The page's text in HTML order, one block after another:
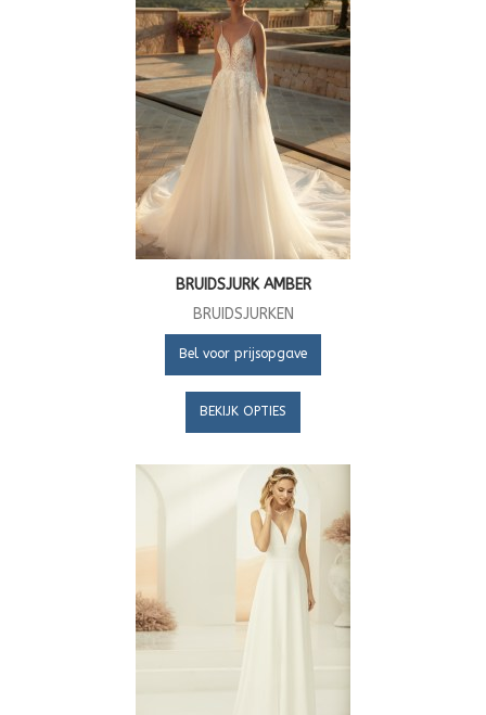
BRUIDSJURK AMBER
BRUIDSJURKEN
Bel voor prijsopgave
BEKIJK OPTIES